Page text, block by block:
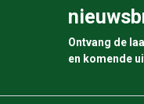
Ontvang de
en komende